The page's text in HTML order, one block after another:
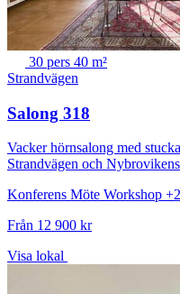
30 pers 40 m²
Strandvägen
Salong 318
Vacker hörnsalong med
Strandvägen och
Konferens Möte Workshop +2
Från 12 900 kr
Visa lokal